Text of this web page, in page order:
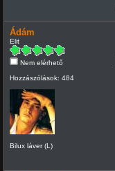
Ádám
Elit
Nem elérhető
Hozzászólások: 484
Bilux láver (L)